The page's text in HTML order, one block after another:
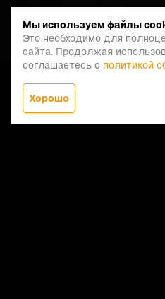
Мы используем файлы
Это необходимо для
сайта. Продолжая
соглашаетесь с политикой
Хорошо